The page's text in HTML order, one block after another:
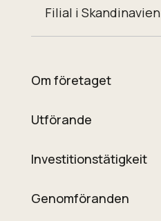
Filial i Skandinavien
Om företaget
Utförande
Investitionstätigkeit
Genomföranden